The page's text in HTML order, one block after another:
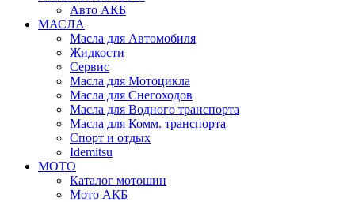
Авто АКБ
МАСЛА
Масла для Автомобиля
Жидкости
Сервис
Масла для Мотоцикла
Масла для Снегоходов
Масла для Водного транспорта
Масла для Комм. транспорта
Спорт и отдых
Idemitsu
МОТО
Каталог мотошин
Мото АКБ